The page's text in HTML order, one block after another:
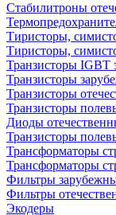
Стабилитроны
Тиристоры,
Тиристоры,
Транзисторы IGBT
Транзисторы
Транзисторы
Транзисторы
Диоды
Транзисторы
Трансформаторы
Трансформаторы
Фильтры
Фильтры
Экодеры